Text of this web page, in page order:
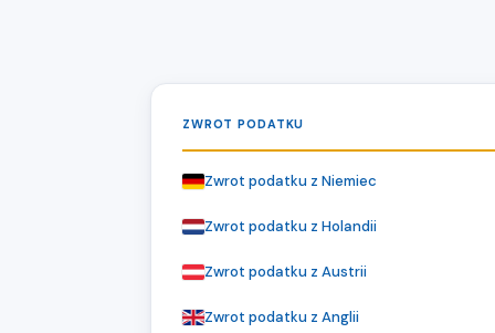
ZWROT PODATKU
Zwrot podatku z Niemiec
Zwrot podatku z Holandii
Zwrot podatku z Austrii
Zwrot podatku z Anglii